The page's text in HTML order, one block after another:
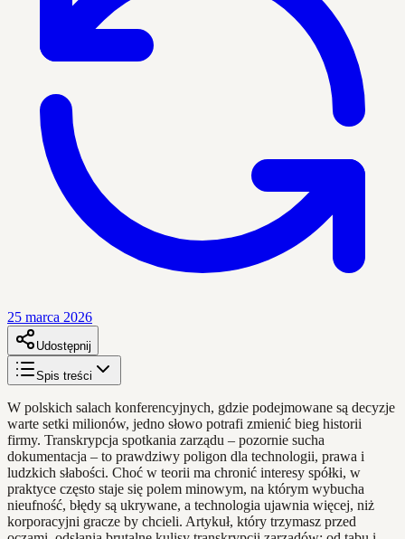
25 marca 2026
Udostępnij
Spis treści
W polskich salach konferencyjnych, gdzie podejmowane są decyzje
warte setki milionów, jedno słowo potrafi zmienić bieg historii
firmy. Transkrypcja spotkania zarządu – pozornie sucha
dokumentacja – to prawdziwy poligon dla technologii, prawa i
ludzkich słabości. Choć w teorii ma chronić interesy spółki, w
praktyce często staje się polem minowym, na którym wybucha
nieufność, błędy są ukrywane, a technologia ujawnia więcej, niż
korporacyjni gracze by chcieli. Artykuł, który trzymasz przed